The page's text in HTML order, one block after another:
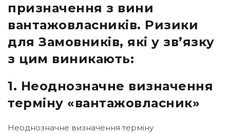
призначення з вини
вантажовласників. Ризики
для Замовників, які у зв’язку
з цим виникають:
1. Неоднозначне визначення
терміну «вантажовласник»
Неоднозначне визначення терміну